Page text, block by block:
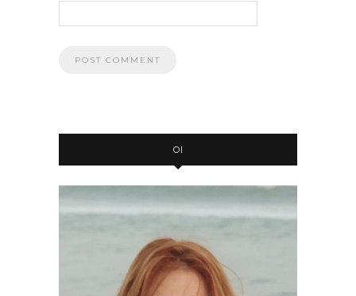
OI